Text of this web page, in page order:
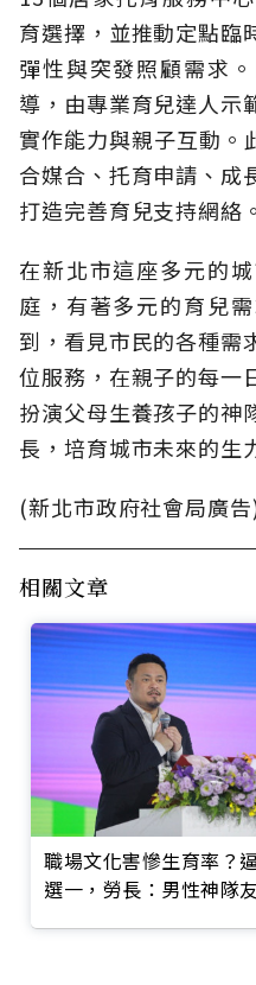
育選擇，並推動定點臨
彈性與突發照顧需求
導，由專業育兒達人示
實作能力與親子互動
合媒合、托育申請、成
打造完善育兒支持網絡。
在新北市這座多元的
庭，有著多元的育兒
到，看見市民的各種需
位服務，在親子的每一
扮演父母生養孩子的神
長，培育城市未來的生
(新北市政府社會局廣
相關文章
職場文化害慘生育率？
選一，勞長：男性神隊